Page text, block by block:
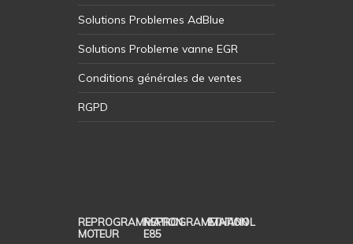
Solutions Problemes AdBlue
Solutions Probleme vanne EGR
Conditions générales de ventes
RGPD
REPROGRAMMATION
MOTEUR
REPROGRAMMATION
E85
ETHANOL